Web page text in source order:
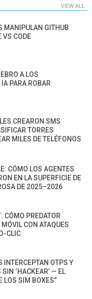
VIEW ALL
MANIPULAN GITHUB
VS CODE
A LOS
PARA ROBAR
CREARON SMS
TORRES
MILES DE TELÉFONOS
CÓMO LOS AGENTES
EN LA SUPERFICIE DE
DE 2025–2026
CÓMO PREDATOR
CON ATAQUES
CLIC
INTERCEPTAN OTPS Y
‘HACKEAR’ — EL
LOS SIM BOXES”